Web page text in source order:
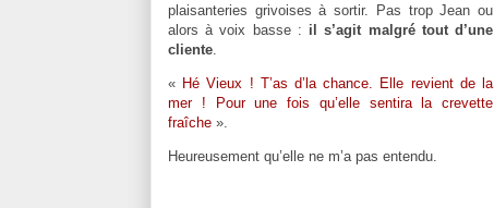
plaisanteries grivoises à sortir. Pas trop Jean ou
alors à voix basse : il s’agit malgré tout d’une
cliente
« Hé Vieux ! T’as d’la chance. Elle revient de la
mer ! Pour une fois qu’elle sentira la crevette
fraîche ».
Heureusement qu’elle ne m’a pas entendu.